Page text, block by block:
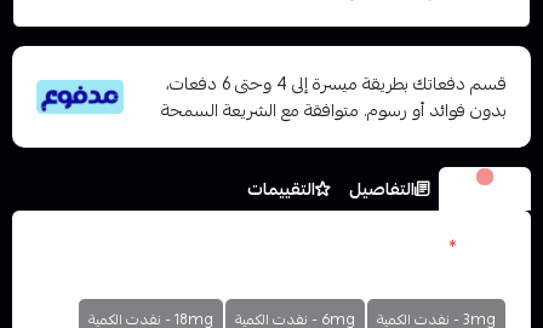
قسم دفعاتك بطريقة ميسرة إلى 4 وحتى 6 دفعات،
بدون فوائد أو رسوم. متوافقة مع الشريعة السمحة
الخيارات التفاصيل
التقييمات
*
3mg - نفدت الكمية 6mg - نفدت الكمية 18mg - نفدت الكمية